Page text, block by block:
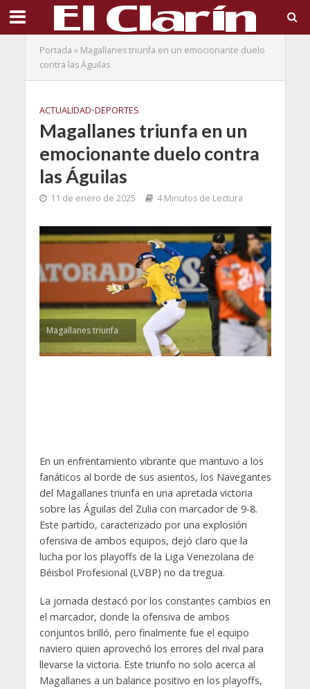
Portada » Magallanes triunfa en un emocionante duelo
contra las Águilas
ACTUALIDAD•DEPORTES
Magallanes triunfa en un
emocionante duelo contra
las Águilas
11 de enero de 2025 4 Minutos de Lectura
Magallanes triunfa
En un enfrentamiento vibrante que mantuvo a los
fanáticos al borde de sus asientos, los Navegantes
del Magallanes triunfa en una apretada victoria
sobre las Águilas del Zulia con marcador de 9-8.
Este partido, caracterizado por una explosión
ofensiva de ambos equipos, dejó claro que la
lucha por los playoffs de la Liga Venezolana de
Béisbol Profesional (LVBP) no da tregua.
La jornada destacó por los constantes cambios en
el marcador, donde la ofensiva de ambos
conjuntos brilló, pero finalmente fue el equipo
naviero quien aprovechó los errores del rival para
llevarse la victoria. Este triunfo no solo acerca al
Magallanes a un balance positivo en los playoffs,